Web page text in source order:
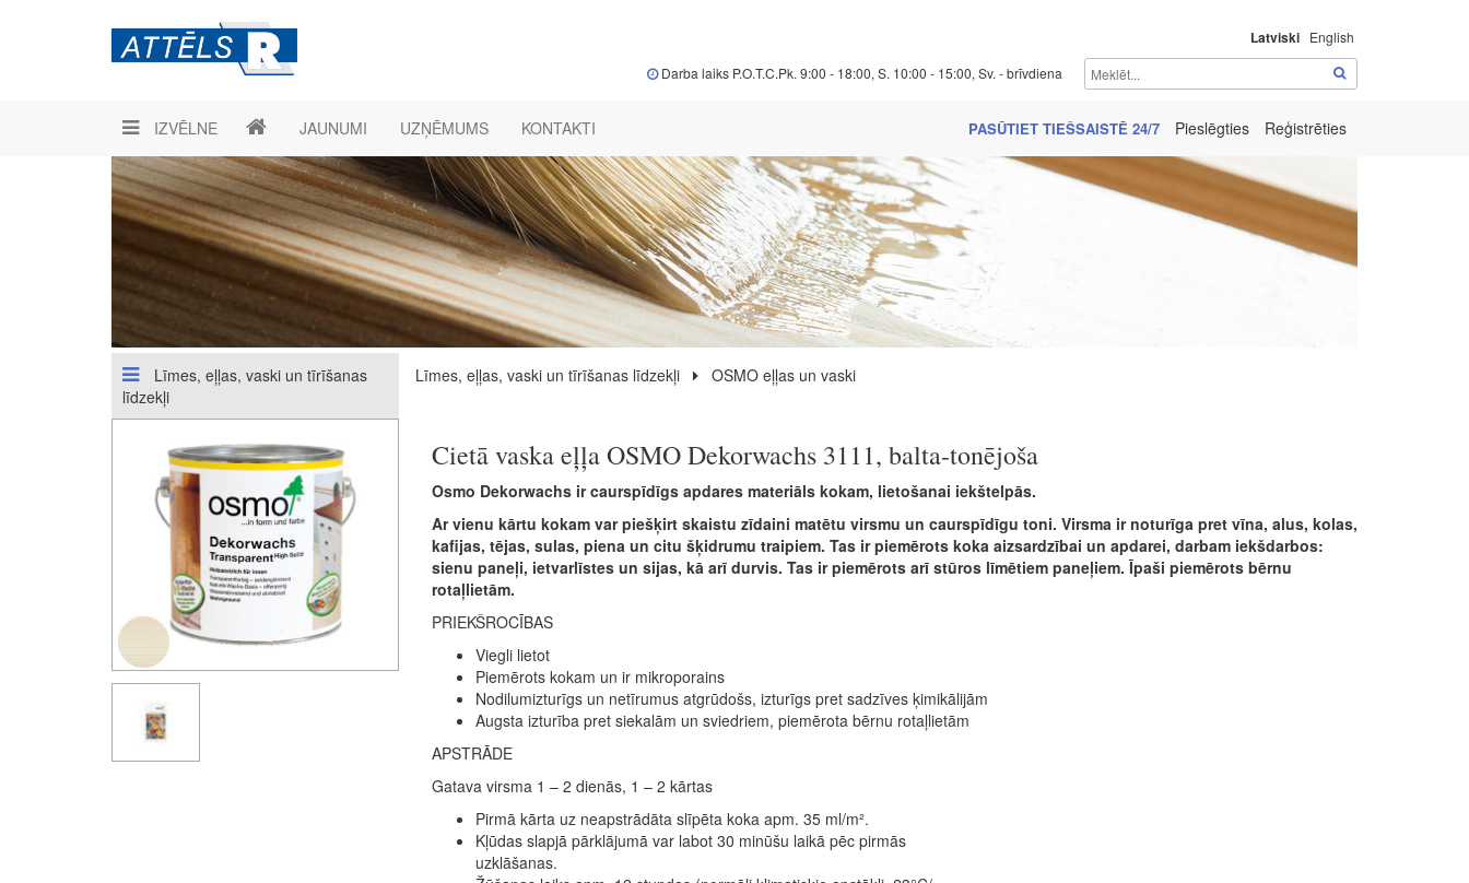
Latviski English
Darba laiks P.O.T.C.Pk. 9:00 - 18:00, S. 10:00 - 15:00, Sv. - brīvdiena
IZVĒLNE JAUNUMI UZŅĒMUMS KONTAKTI PASŪTIET TIEŠSAISTĒ 24/7 Pieslēgties Reģistrēties
Līmes, eļļas, vaski un tīrīšanas
līdzekļi
Līmes, eļļas, vaski un tīrīšanas līdzekļi OSMO eļļas un vaski
Cietā vaska eļļa OSMO Dekorwachs 3111, balta-tonējoša
Osmo Dekorwachs ir caurspīdīgs apdares materiāls kokam, lietošanai iekštelpās.
Ar vienu kārtu kokam var piešķirt skaistu zīdaini matētu virsmu un caurspīdīgu toni. Virsma ir noturīga pret vīna, alus, kolas,
kafijas, tējas, sulas, piena un citu šķidrumu traipiem. Tas ir piemērots koka aizsardzībai un apdarei, darbam iekšdarbos:
sienu paneļi, ietvarlīstes un sijas, kā arī durvis. Tas ir piemērots arī stūros līmētiem paneļiem. Īpaši piemērots bērnu
rotaļlietām.
PRIEKŠROCĪBAS
Viegli lietot
Piemērots kokam un ir mikroporains
Nodilumizturīgs un netīrumus atgrūdošs, izturīgs pret sadzīves ķimikālijām
Augsta izturība pret siekalām un sviedriem, piemērota bērnu rotaļlietām
APSTRĀDE
Gatava virsma 1 – 2 dienās, 1 – 2 kārtas
Pirmā kārta uz neapstrādāta slīpēta koka apm. 35 ml/m².
Kļūdas slapjā pārklājumā var labot 30 minūšu laikā pēc pirmās
uzklāšanas.